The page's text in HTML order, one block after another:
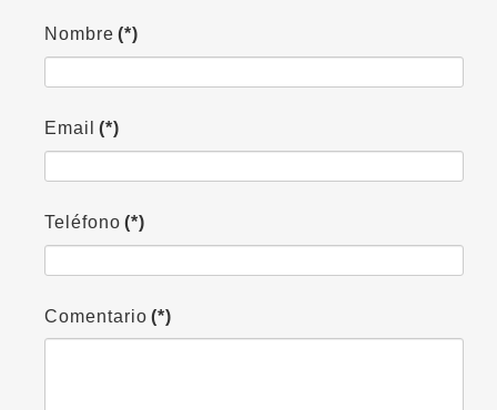
Nombre (*)
Email (*)
Teléfono (*)
Comentario (*)